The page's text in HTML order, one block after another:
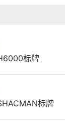
标牌
标牌